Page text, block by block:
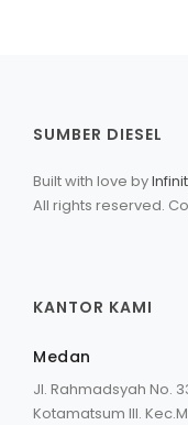
SUMBER DIESEL
Built with love by
All rights reserved.
KANTOR KAMI
Medan
Jl. Rahmadsyah No.
Kotamatsum III.